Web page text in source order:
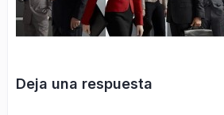
Deja una respuesta